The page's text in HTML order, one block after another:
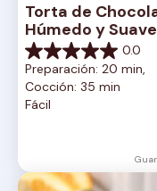
Torta de
Húmedo y Suave
0.0
0.0
de
5
estrellas.
Preparación: 20 min,
Cocción: 35 min
Fácil